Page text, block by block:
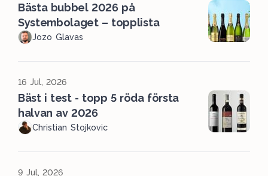
Bästa bubbel 2026 på
Systembolaget – topplista
Jozo Glavas
16 Jul, 2026
Bäst i test - topp 5 röda första
halvan av 2026
Christian Stojkovic
9 Jul, 2026